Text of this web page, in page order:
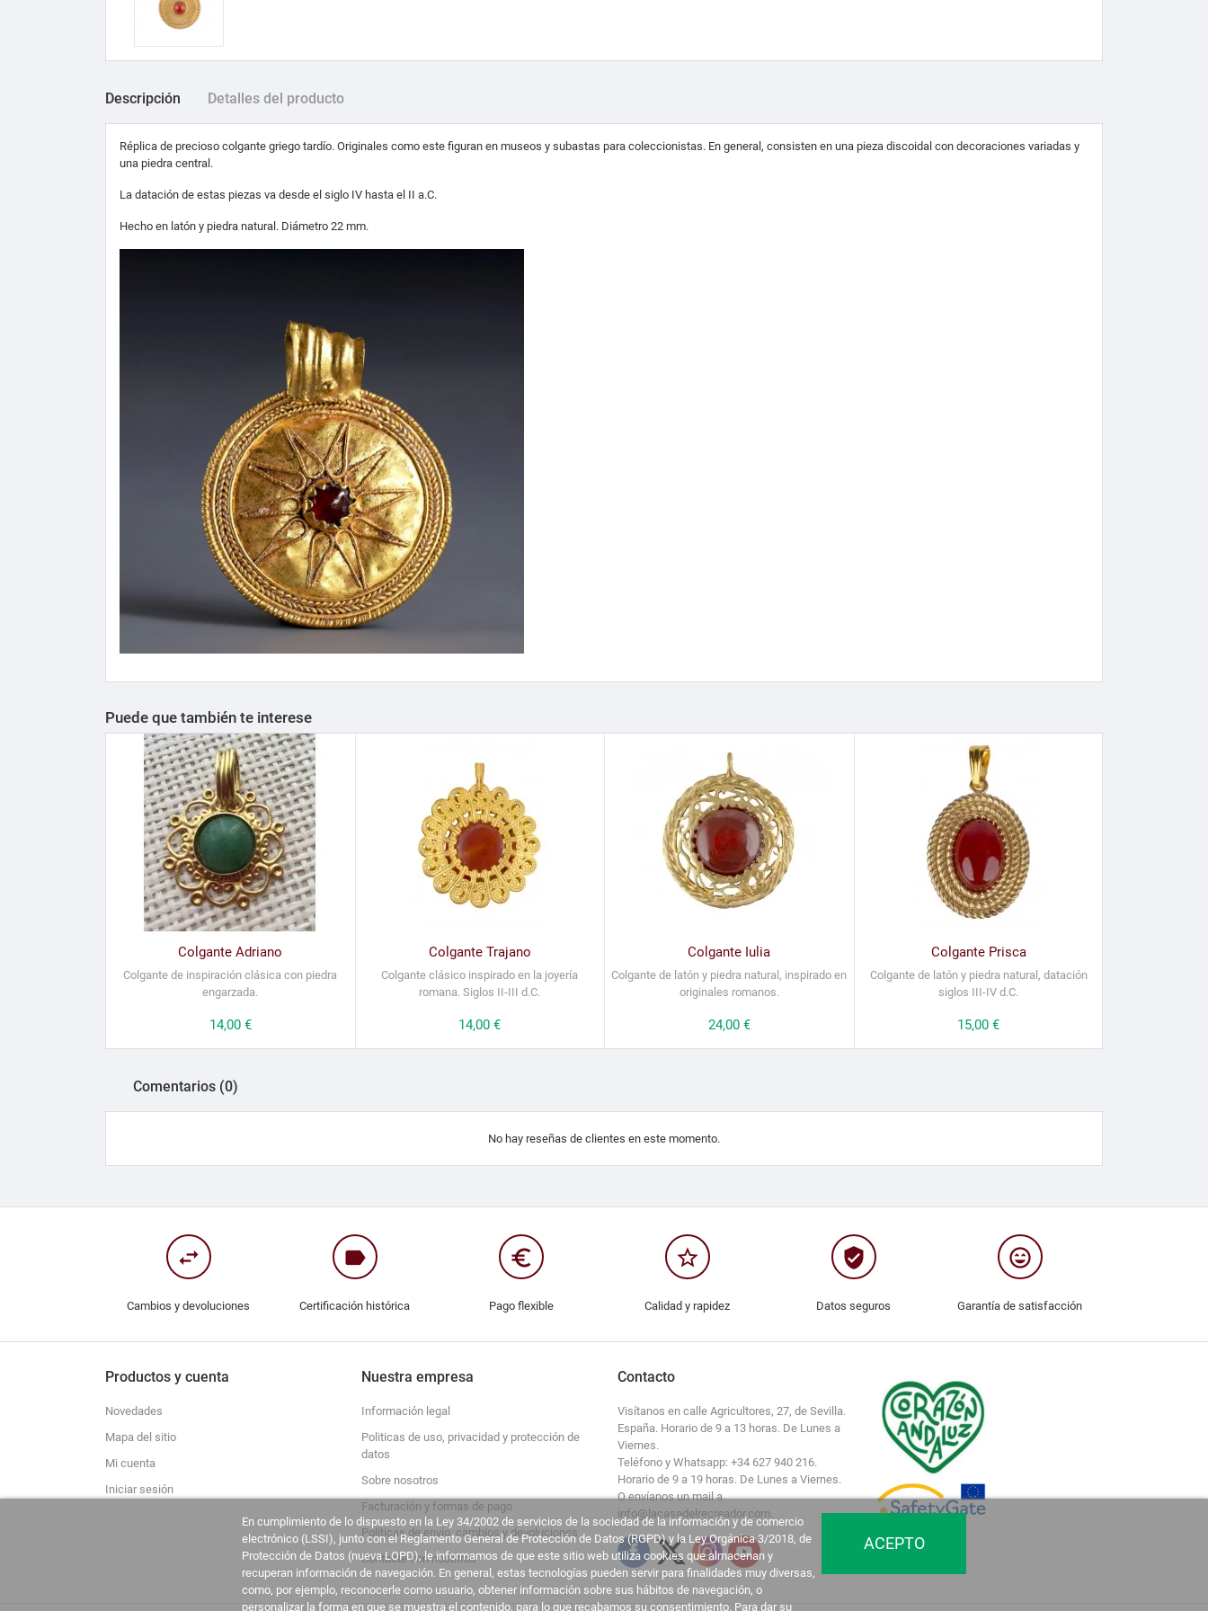
Descripción Detalles del producto
Réplica de precioso colgante griego tardío. Originales como este figuran en museos y subastas para coleccionistas. En general, consisten en una pieza discoidal con decoraciones variadas y
una piedra central.
La datación de estas piezas va desde el siglo IV hasta el II a.C.
Hecho en latón y piedra natural. Diámetro 22 mm.
Puede que también te interese
Colgante Adriano
Colgante de inspiración clásica con piedra
engarzada.
Precio
14,00 €
Colgante Trajano
Colgante clásico inspirado en la joyería
romana. Siglos II-III d.C.
Precio
14,00 €
Colgante Iulia
Colgante de latón y piedra natural, inspirado en
originales romanos.
Precio
24,00 €
Colgante Prisca
Colgante de latón y piedra natural, datación
siglos III-IV d.C.
Precio
15,00 €
Comentarios (0)
No hay reseñas de clientes en este momento.
swap_horiz
Cambios y devoluciones
label
Certificación histórica
euro_symbol
Pago flexible
star_border
Calidad y rapidez
verified_user
Datos seguros
sentiment_very_satisfied
Garantía de satisfacción
Productos y cuenta
Novedades
Mapa del sitio
Mi cuenta
Iniciar sesión
Nuestra empresa
Información legal
Politicas de uso, privacidad y protección de
datos
Sobre nosotros
Facturación y formas de pago
Políticas de envío, cambios y devoluciones
Contacte con nosotros
Contacto
Visítanos en calle Agricultores, 27, de Sevilla.
España. Horario de 9 a 13 horas. De Lunes a
Viernes.
Teléfono y Whatsapp: +34 627 940 216.
Horario de 9 a 19 horas. De Lunes a Viernes.
O envíanos un mail a
info@lacasadelrecreador.com.
En cumplimiento de lo dispuesto en la Ley 34/2002 de servicios de la sociedad de la información y de comercio
electrónico (LSSI), junto con el Reglamento General de Protección de Datos (RGPD) y la Ley Orgánica 3/2018, de
Protección de Datos (nueva LOPD), le informamos de que este sitio web utiliza cookies que almacenan y
recuperan información de navegación. En general, estas tecnologías pueden servir para finalidades muy diversas,
como, por ejemplo, reconocerle como usuario, obtener información sobre sus hábitos de navegación, o
personalizar la forma en que se muestra el contenido, para lo que recabamos su consentimiento. Para dar su
ACEPTO